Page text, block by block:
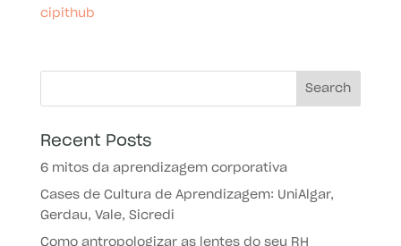
cipithub
Recent Posts
6 mitos da aprendizagem corporativa
Cases de Cultura de Aprendizagem: UniAlgar,
Gerdau, Vale, Sicredi
Como antropologizar as lentes do seu RH